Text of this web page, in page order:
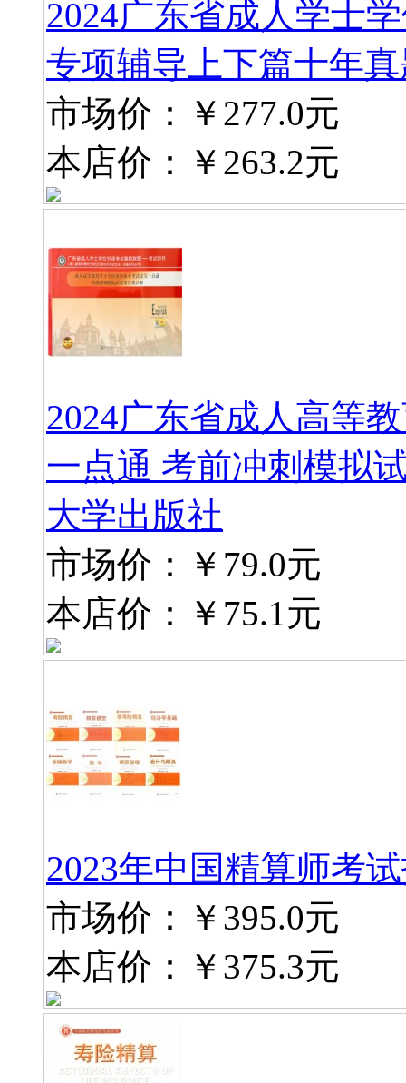
2024广东省成人学士
专项辅导上下篇十年
市场价：
￥277.0元
本店价：
￥263.2元
2024广东省成人高等
一点通 考前冲刺模拟
大学出版社
市场价：
￥79.0元
本店价：
￥75.1元
2023年中国精算师考
市场价：
￥395.0元
本店价：
￥375.3元